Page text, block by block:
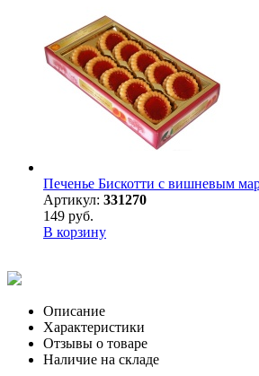
Печенье Бискотти с вишневым
Артикул: 331270
149 руб.
В корзину
Описание
Характеристики
Отзывы о товаре
Наличие на складе